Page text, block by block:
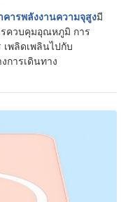
คารพลังงานความจุสูงมี
ควบคุมอุณหภูมิ การ
พลิดเพลินไปกับ
การเดินทาง